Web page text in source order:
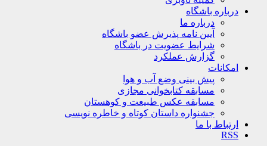
باشگاه
درباره ما
آیین نامه پذیرش عضو باشگاه
شرایط عضویت در باشگاه
گزارش عملکرد
پیش بینی وضع آب و هوا
مسابقه کتابخوانی مجازی
مسابقه عکس طبیعت و کوهستان
جشنواره داستان کوتاه و خاطره نویسی
با ما